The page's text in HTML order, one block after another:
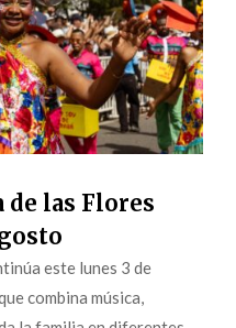
de las Flores
este lunes 3 de
combina música,